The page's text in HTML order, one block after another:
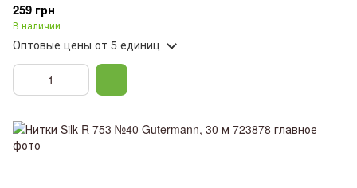
259 грн
В наличии
Оптовые цены от 5 единиц